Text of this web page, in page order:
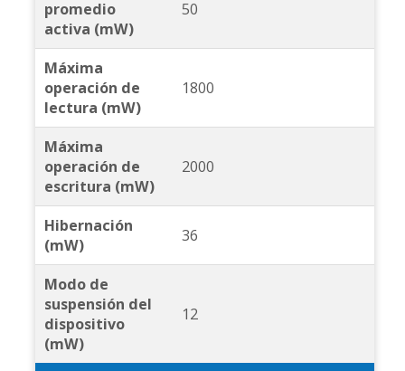
promedio
activa (mW)
50
Máxima
operación de
lectura (mW)
1800
Máxima
operación de
escritura (mW)
2000
Hibernación
(mW)
36
Modo de
suspensión del
dispositivo
(mW)
12